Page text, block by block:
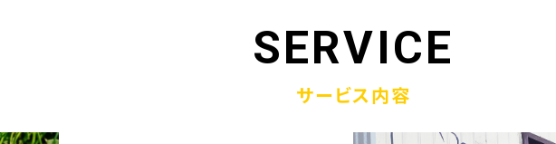
「ウラオモテのある電話帳」がメディアに紹介されまし
SERVICE
サービス内容